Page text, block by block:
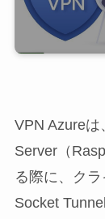
VPN Azureは
Server（
る際に、ク
Socket